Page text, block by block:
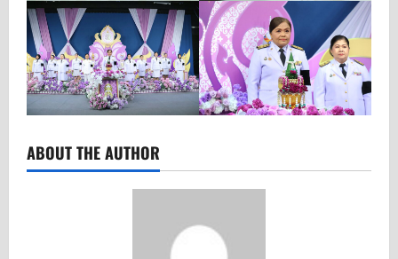
ABOUT THE AUTHOR